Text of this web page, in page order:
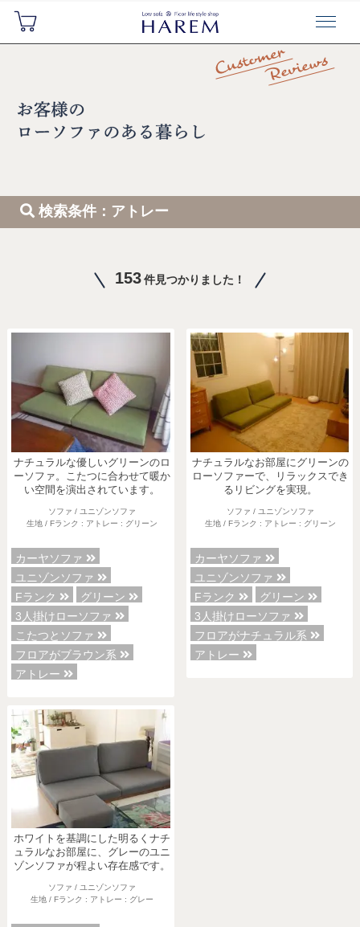
検索条件：アトレー
153件見つかりました！
ナチュラルな優しいグリーンのロ
ーソファ。こたつに合わせて暖か
い空間を演出されています。
ソファ / ユニゾンソファ
生地 / Fランク : アトレー : グリーン
カーヤソファ
ユニゾンソファ
Fランク
グリーン
3人掛けローソファ
こたつとソファ
フロアがブラウン系
アトレー
ホワイトを基調にした明るくナチ
ュラルなお部屋に、グレーのユニ
ゾンソファが程よい存在感です。
ソファ / ユニゾンソファ
生地 / Fランク : アトレー : グレー
ナチュラルなお部屋にグリーンの
ローソファーで、リラックスでき
るリビングを実現。
ソファ / ユニゾンソファ
生地 / Fランク : アトレー : グリーン
カーヤソファ
ユニゾンソファ
Fランク
グリーン
3人掛けローソファ
フロアがナチュラル系
アトレー